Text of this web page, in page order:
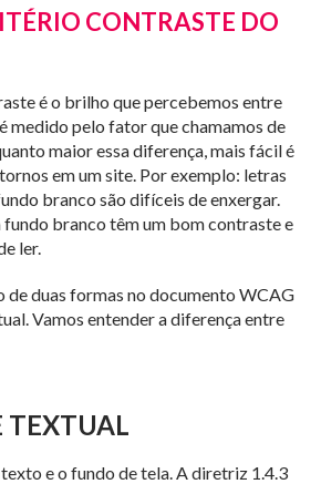
CONTRASTE DO
é o brilho que percebemos entre
medido pelo fator que chamamos de
maior essa diferença, mais fácil é
em um site. Por exemplo: letras
branco são difíceis de enxergar.
branco têm um bom contraste e
ler.
duas formas no documento WCAG
Vamos entender a diferença entre
TEXTUAL
e o fundo de tela. A diretriz 1.4.3